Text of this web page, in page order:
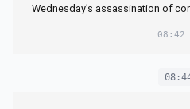
Wednesday’s assassination of
08:42